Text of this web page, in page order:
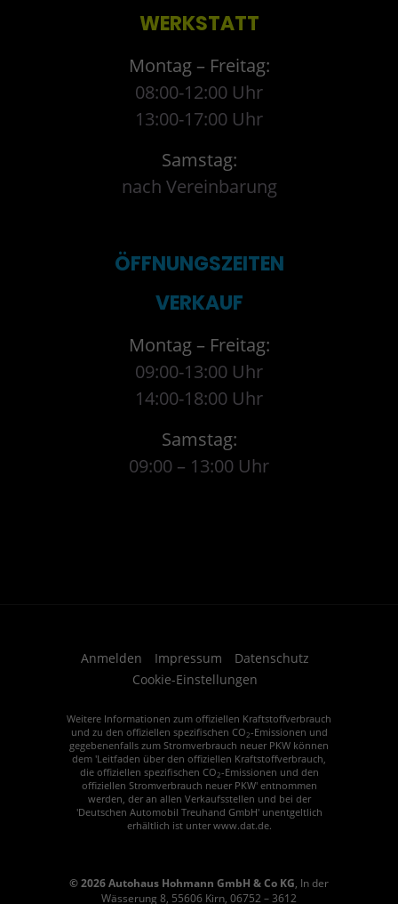
WERKSTATT
Montag – Freitag:
08:00-12:00 Uhr
13:00-17:00 Uhr
Samstag:
nach Vereinbarung
ÖFFNUNGSZEITEN
VERKAUF
Montag – Freitag:
09:00-13:00 Uhr
14:00-18:00 Uhr
Samstag:
09:00 – 13:00 Uhr
Anmelden Impressum
Datenschutz
Cookie-Einstellungen
Weitere Informationen zum offiziellen Kraftstoffverbrauch
und zu den offiziellen spezifischen CO 2-Emissionen und
gegebenenfalls zum Stromverbrauch neuer PKW können
dem 'Leitfaden über den offiziellen Kraftstoffverbrauch,
die offiziellen spezifischen CO 2-Emissionen und den
offiziellen Stromverbrauch neuer PKW' entnommen
werden, der an allen Verkaufsstellen und bei der
'Deutschen Automobil Treuhand GmbH' unentgeltlich
erhältlich ist unter www.dat.de.
© 2026Autohaus Hohmann GmbH & Co KG, In der
Wässerung 8, 55606 Kirn, 06752 – 3612